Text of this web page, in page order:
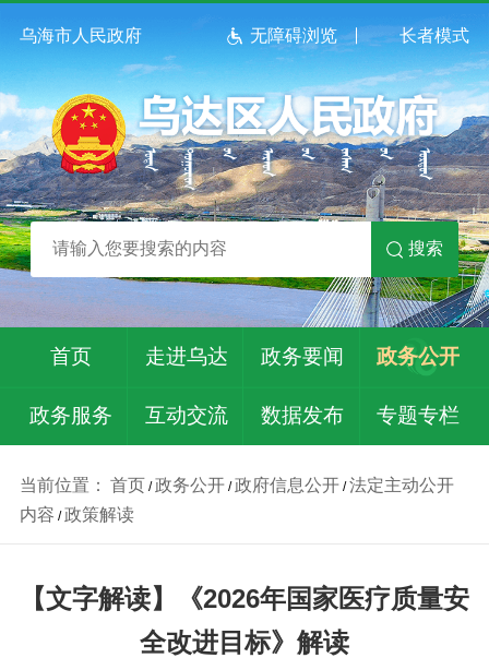
乌海市人民政府 无障碍浏览 长者模式
搜索
首页 走进乌达 政务要闻 政务公开
政务服务 互动交流 数据发布 专题专栏
当前位置： 首页 /政务公开/政府信息公开/法定主动公开
内容 /政策解读
【文字解读】《2026年国家医疗质量安
全改进目标》解读